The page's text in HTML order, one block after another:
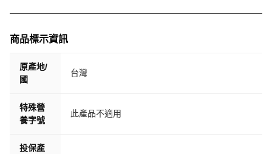
商品標示資訊
原產地/
國
台灣
特殊營
養字號
此產品不適用
投保產